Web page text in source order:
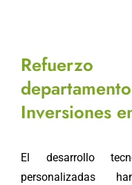
Inversiones
El desarrollo
personalizadas